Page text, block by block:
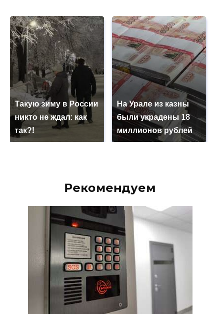
Такую зиму в России
никто не ждал: как
так?!
На Урале из казны
были украдены 18
миллионов рублей
Рекомендуем